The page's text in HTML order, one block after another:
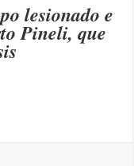
lesionado e
Pineli, que